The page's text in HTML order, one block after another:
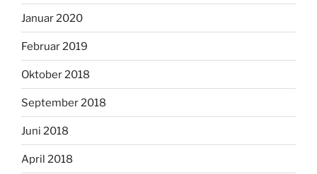
Januar 2020
Februar 2019
Oktober 2018
September 2018
Juni 2018
April 2018